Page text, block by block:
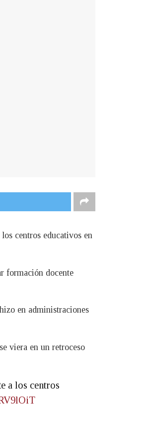
centros educativos en
formación docente
en administraciones
viera en un retroceso
a los centros